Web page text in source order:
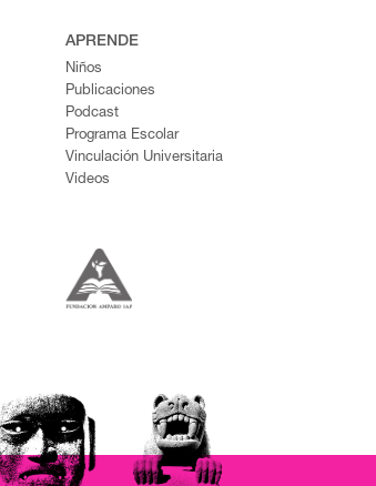
APRENDE
Niños
Publicaciones
Podcast
Programa Escolar
Vinculación Universitaria
Videos